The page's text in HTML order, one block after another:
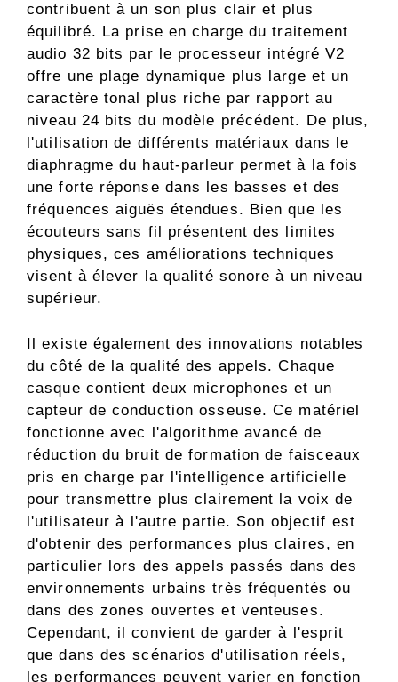
contribuent à un son plus clair et plus
équilibré. La prise en charge du traitement
audio 32 bits par le processeur intégré V2
offre une plage dynamique plus large et un
caractère tonal plus riche par rapport au
niveau 24 bits du modèle précédent. De plus,
l'utilisation de différents matériaux dans le
diaphragme du haut-parleur permet à la fois
une forte réponse dans les basses et des
fréquences aiguës étendues. Bien que les
écouteurs sans fil présentent des limites
physiques, ces améliorations techniques
visent à élever la qualité sonore à un niveau
supérieur.
Il existe également des innovations notables
du côté de la qualité des appels. Chaque
casque contient deux microphones et un
capteur de conduction osseuse. Ce matériel
fonctionne avec l'algorithme avancé de
réduction du bruit de formation de faisceaux
pris en charge par l'intelligence artificielle
pour transmettre plus clairement la voix de
l'utilisateur à l'autre partie. Son objectif est
d'obtenir des performances plus claires, en
particulier lors des appels passés dans des
environnements urbains très fréquentés ou
dans des zones ouvertes et venteuses.
Cependant, il convient de garder à l'esprit
que dans des scénarios d'utilisation réels,
les performances peuvent varier en fonction